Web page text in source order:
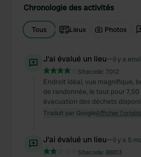
Chronologie des activités
Tous Lieux Photos
J'ai évalué un lieu—il y a
Sitecode: 7012
Endroit idéal, vue magnifique,
de randonnée, le tout pour 7,50
évacuation des déchets
Traduit par GoogleAfficher
J'ai évalué un lieu—il y a 5
Sitecode: 88813